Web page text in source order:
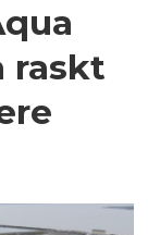
raskt